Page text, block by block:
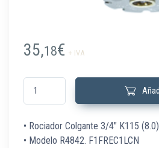
35,18€ + IVA
BJ152139S8 Roc Colgante F1FR80
• Rociador Colgante 3/4″ K115 (8.0)
• Modelo R4842. F1FREC1LCN